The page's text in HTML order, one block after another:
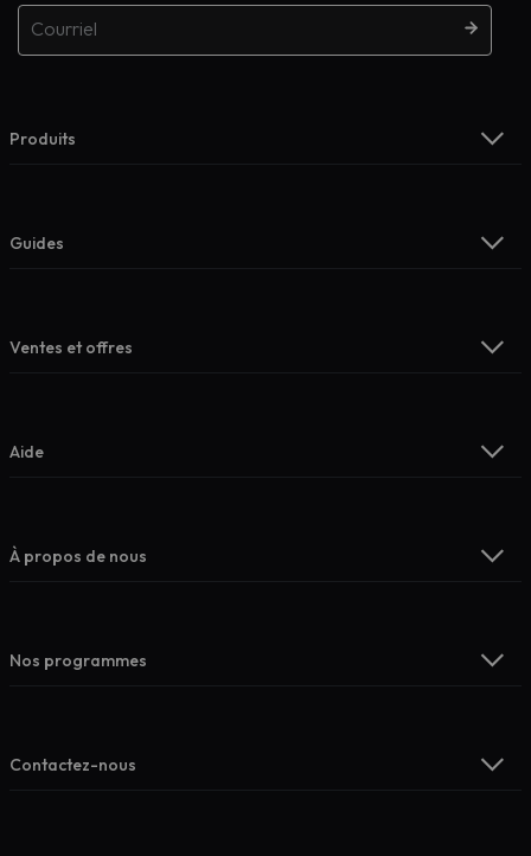
Produits
Guides
Ventes et offres
Aide
À propos de nous
Nos programmes
Contactez-nous